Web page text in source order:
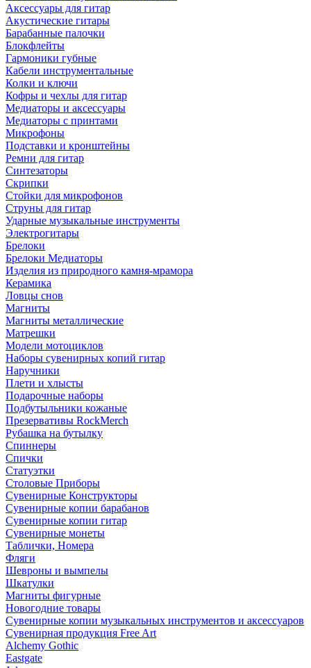
Аксессуары для гитар
Акустические гитары
Барабанные палочки
Блокфлейты
Гармоники губные
Кабели инструментальные
Колки и ключи
Кофры и чехлы для гитар
Медиаторы и аксессуары
Медиаторы с принтами
Микрофоны
Подставки и кронштейны
Ремни для гитар
Синтезаторы
Скрипки
Стойки для микрофонов
Струны для гитар
Ударные музыкальные инструменты
Электрогитары
Брелоки
Брелоки Медиаторы
Изделия из природного камня-мрамора
Керамика
Ловцы снов
Магниты
Магниты металлические
Матрешки
Модели мотоциклов
Наборы сувенирных копий гитар
Наручники
Плети и хлысты
Подарочные наборы
Подбутыльники кожаные
Презервативы RockMerch
Рубашка на бутылку
Спиннеры
Спички
Статуэтки
Столовые Приборы
Сувенирные Конструкторы
Сувенирные копии барабанов
Сувенирные копии гитар
Сувенирные монеты
Таблички, Номера
Фляги
Шевроны и вымпелы
Шкатулки
Магниты фигурные
Новогодние товары
Сувенирные копии музыкальных инструментов и аксессуаров
Сувенирная продукция Free Art
Alchemy Gothic
Eastgate